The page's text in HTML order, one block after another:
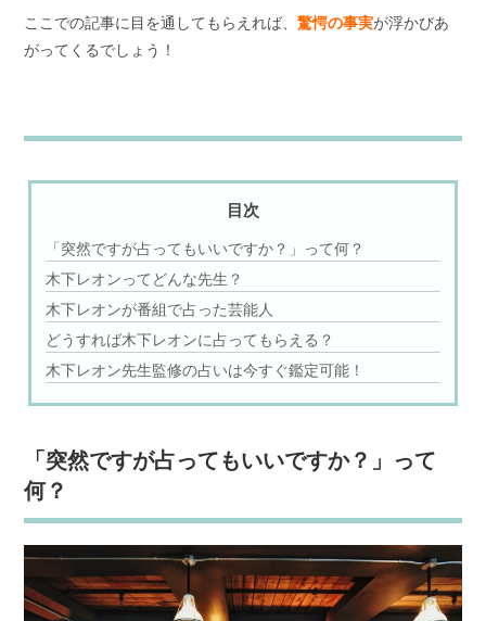
ここでの記事に目を通してもらえれば、驚愕の事実が浮かびあ
がってくるでしょう！
目次
「突然ですが占ってもいいですか？」って何？
木下レオンってどんな先生？
木下レオンが番組で占った芸能人
どうすれば木下レオンに占ってもらえる？
木下レオン先生監修の占いは今すぐ鑑定可能！
「突然ですが占ってもいいですか？」って
何？